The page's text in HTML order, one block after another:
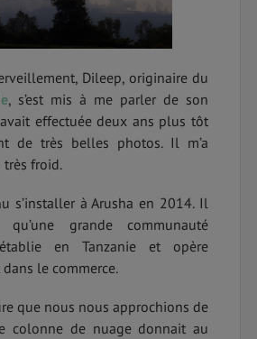
Dileep, originaire du
, s’est mis à me parler de son
effectuée deux ans plus tôt
de très belles photos. Il m’a
très froid.
s’installer à Arusha en 2014. Il
qu’une grande communauté
en Tanzanie et opère
le commerce.
que nous nous approchions de
colonne de nuage donnait au